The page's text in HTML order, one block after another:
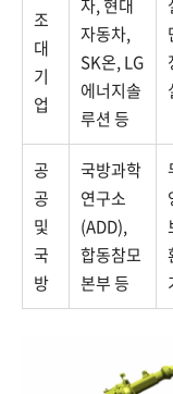
조
대
기
업
자, 현대
자동차,
SK온, LG
에너지솔
루션 등
공
공
및
국
방
국방과학
연구소
(ADD),
합동참모
본부 등